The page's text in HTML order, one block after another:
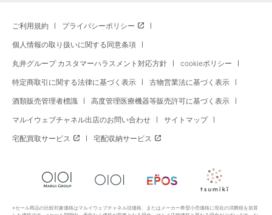
ご利用規約 プライバシーポリシー
個人情報の取り扱いに関する同意条項
丸井グループ カスタマーハラスメント対応方針 cookieポリシー
特定商取引に関する法律に基づく表示 古物営業法に基づく表示
酒類販売管理者標識 高度管理医療機器等販売許可に基づく表示
マルイウェブチャネル出店のお問い合わせ サイトマップ
宅配買取サービス 宅配収納サービス
※セール商品の比較対象価格はマルイウェブチャネル旧価格、またはメーカー希望小売価格に現在の消費税を加算